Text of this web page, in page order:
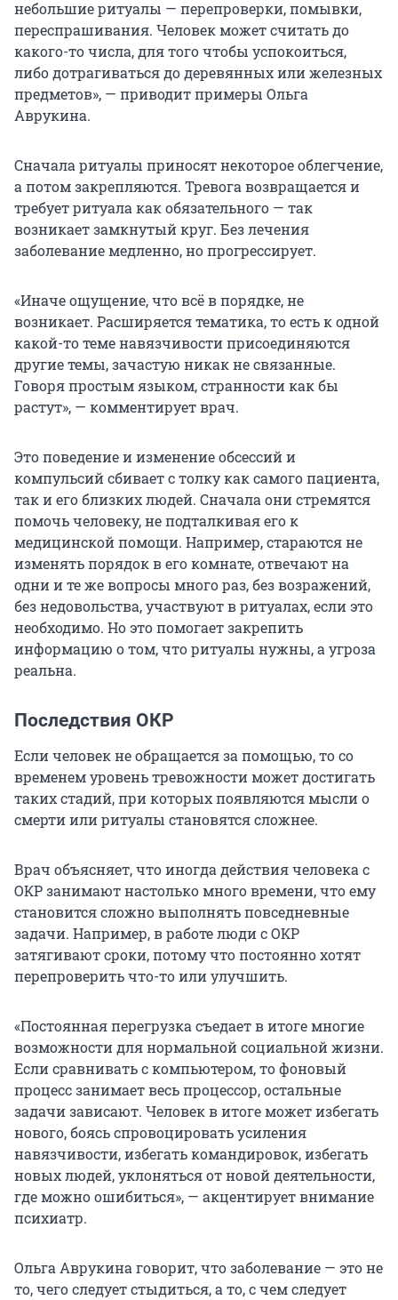
небольшие ритуалы — перепроверки, помывки,
переспрашивания. Человек может считать до
какого-то числа, для того чтобы успокоиться,
либо дотрагиваться до деревянных или железных
предметов», — приводит примеры Ольга
Аврукина.
Сначала ритуалы приносят некоторое облегчение,
а потом закрепляются. Тревога возвращается и
требует ритуала как обязательного — так
возникает замкнутый круг. Без лечения
заболевание медленно, но прогрессирует.
«Иначе ощущение, что всё в порядке, не
возникает. Расширяется тематика, то есть к одной
какой-то теме навязчивости присоединяются
другие темы, зачастую никак не связанные.
Говоря простым языком, странности как бы
растут», — комментирует врач.
Это поведение и изменение обсессий и
компульсий сбивает с толку как самого пациента,
так и его близких людей. Сначала они стремятся
помочь человеку, не подталкивая его к
медицинской помощи. Например, стараются не
изменять порядок в его комнате, отвечают на
одни и те же вопросы много раз, без возражений,
без недовольства, участвуют в ритуалах, если это
необходимо. Но это помогает закрепить
информацию о том, что ритуалы нужны, а угроза
реальна.
Последствия ОКР
Если человек не обращается за помощью, то со
временем уровень тревожности может достигать
таких стадий, при которых появляются мысли о
смерти или ритуалы становятся сложнее.
Врач объясняет, что иногда действия человека с
ОКР занимают настолько много времени, что ему
становится сложно выполнять повседневные
задачи. Например, в работе люди с ОКР
затягивают сроки, потому что постоянно хотят
перепроверить что-то или улучшить.
«Постоянная перегрузка съедает в итоге многие
возможности для нормальной социальной жизни.
Если сравнивать с компьютером, то фоновый
процесс занимает весь процессор, остальные
задачи зависают. Человек в итоге может избегать
нового, боясь спровоцировать усиления
навязчивости, избегать командировок, избегать
новых людей, уклоняться от новой деятельности,
где можно ошибиться», — акцентирует внимание
психиатр.
Ольга Аврукина говорит, что заболевание — это не
то, чего следует стыдиться, а то, с чем следует